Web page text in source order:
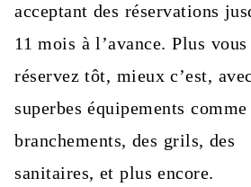
acceptant des réservations
11 mois à l’avance. Plus vous
réservez tôt, mieux c’est,
superbes équipements comme
branchements, des grils, des
sanitaires, et plus encore.